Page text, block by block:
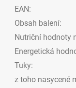
EAN:
Obsah balení:
Nutriční hodnoty
Energetická
Tuky:
z toho nasycené